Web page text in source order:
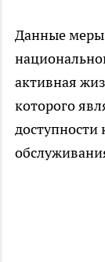
Данные меры
активная
которого
доступности